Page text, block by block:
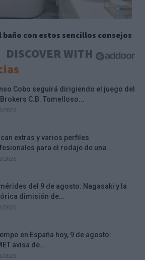
baño con estos sencillos consejos
DISCOVER WITH
Cobo seguirá dirigiendo el juego del
C.B. Tomelloso...
2026
extras y varios perfiles
para el rodaje de una...
2026
del 9 de agosto: Nagasaki y la
dimisión de...
2026
en España hoy, 9 de agosto:
avisa de...
2026